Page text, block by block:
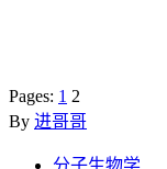
Pages: 1 2
By 进哥哥
分子生物学